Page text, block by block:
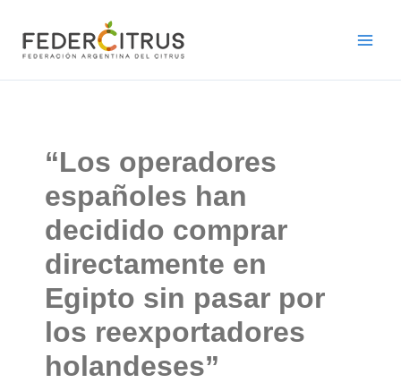
contenido
“Los operadores
españoles han
decidido comprar
directamente en
Egipto sin pasar por
los reexportadores
holandeses”